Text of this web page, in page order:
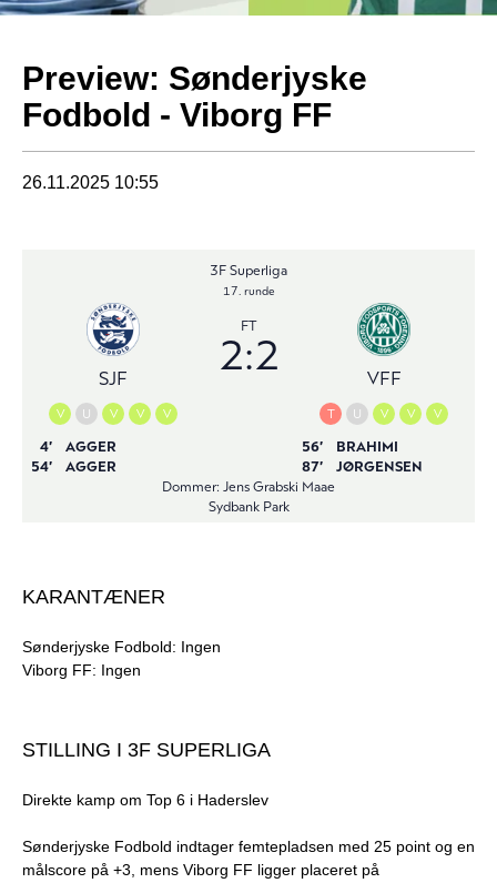
Preview: Sønderjyske
Fodbold - Viborg FF
26.11.2025 10:55
KARANTÆNER
Sønderjyske Fodbold: Ingen
Viborg FF: Ingen
STILLING I 3F SUPERLIGA
Direkte kamp om Top 6 i Haderslev
Sønderjyske Fodbold indtager femtepladsen med 25 point og en
målscore på +3, mens Viborg FF ligger placeret på